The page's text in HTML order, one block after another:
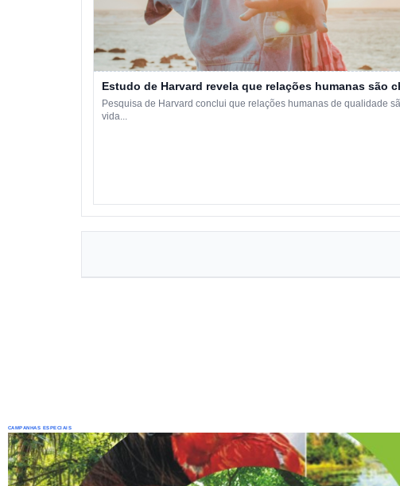
Estudo de Harvard revela que relações humanas são
Pesquisa de Harvard conclui que relações humanas de qualidade
vida...
CAMPANHAS ESPECIAIS